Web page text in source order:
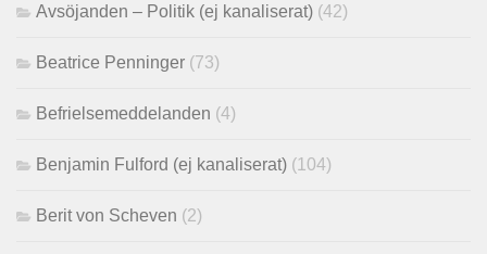
Avsöjanden – Politik (ej kanaliserat) (42)
Beatrice Penninger (73)
Befrielsemeddelanden (4)
Benjamin Fulford (ej kanaliserat) (104)
Berit von Scheven (2)